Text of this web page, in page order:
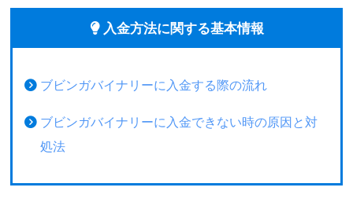
入金方法に関する基本情報
ブビンガバイナリーに入金する際の流れ
ブビンガバイナリーに入金できない時の原因と対
処法